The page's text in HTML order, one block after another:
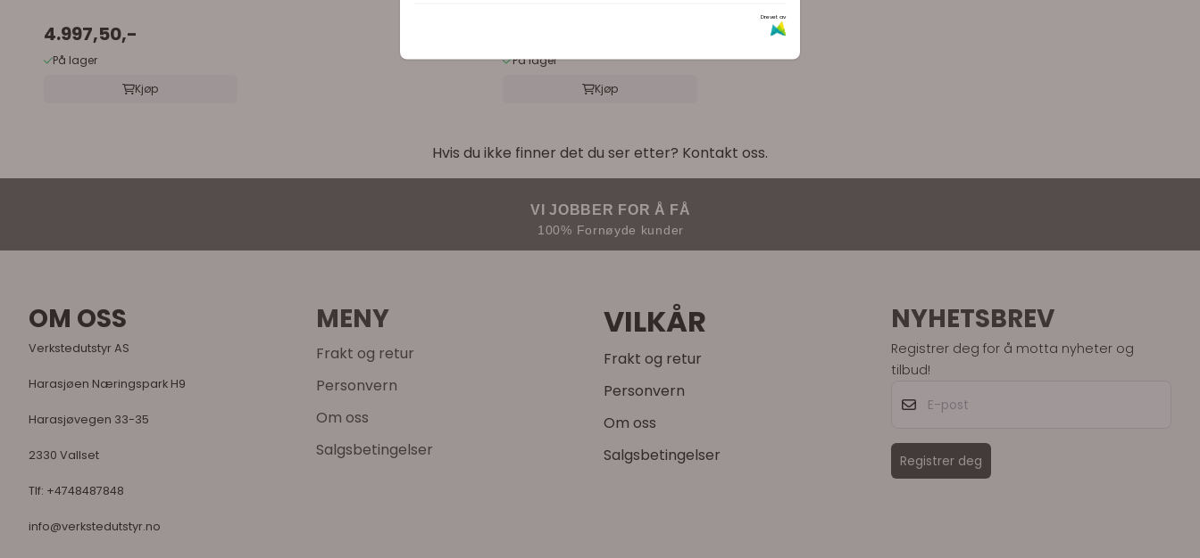
4.997,50,-
På lager
Kjøp
På lager
Kjøp
Hvis du ikke finner det du ser etter? Kontakt oss.
VI JOBBER FOR Å FÅ
100% Fornøyde kunder
OM OSS
Verkstedutstyr AS
Harasjøen Næringspark H9
Harasjøvegen 33-35
2330 Vallset
Tlf: +4748487848
info@verkstedutstyr.no
MENY
Frakt og retur
Personvern
Om oss
Salgsbetingelser
VILKÅR
Frakt og retur
Personvern
Om oss
Salgsbetingelser
NYHETSBREV
Registrer deg for å motta nyheter og
tilbud!
Registrer deg
Drevet av